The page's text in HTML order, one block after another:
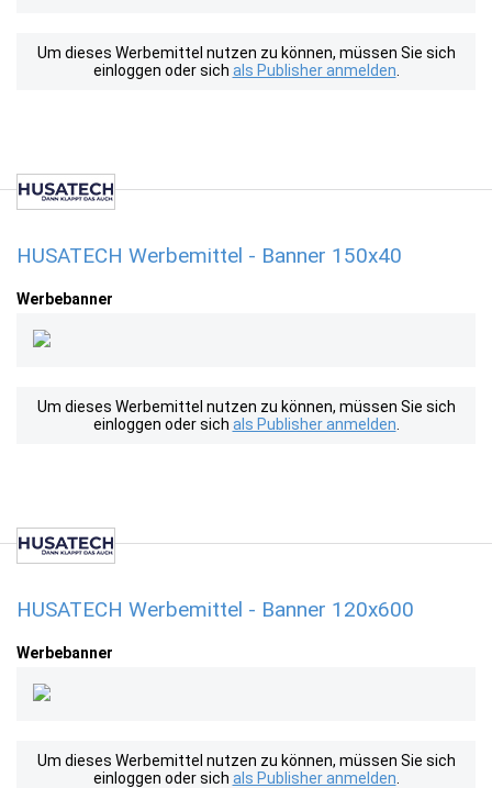
Um dieses Werbemittel nutzen zu können, müssen Sie sich
einloggen oder sich als Publisher anmelden
HUSATECH Werbemittel - Banner 150x40
Werbebanner
Um dieses Werbemittel nutzen zu können, müssen Sie sich
einloggen oder sich als Publisher anmelden
HUSATECH Werbemittel - Banner 120x600
Werbebanner
Um dieses Werbemittel nutzen zu können, müssen Sie sich
einloggen oder sich als Publisher anmelden